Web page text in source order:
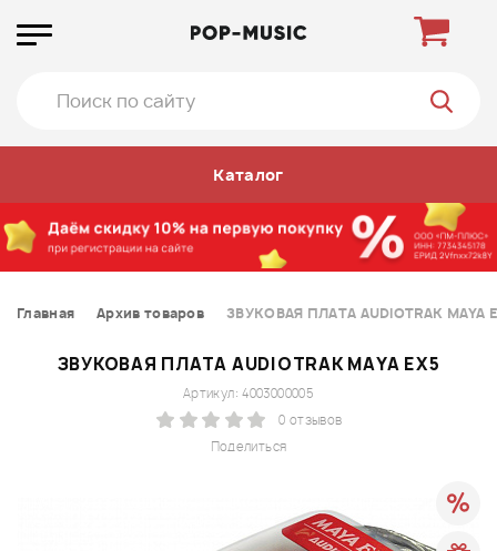
Каталог
Главная Архив товаров ЗВУКОВАЯ ПЛАТА AUDIOTRAK MAYA
ЗВУКОВАЯ ПЛАТА AUDIOTRAK MAYA EX5
Поделиться
Артикул: 4003000005
0 отзывов